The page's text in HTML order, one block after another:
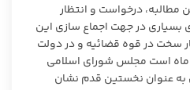
مطالبه، درخواست و انتظار
بسیاری در جهت اجماع سازی این
سخت در قوه قضائیه و در دولت
ماه است مجلس شورای اسلامی
به عنوان نخستین قدم نشان